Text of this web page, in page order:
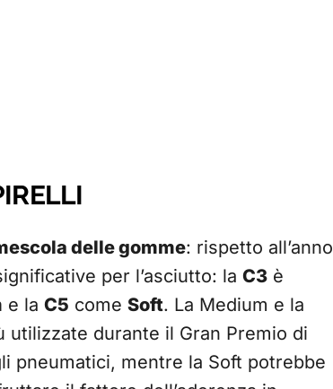
delle gomme: rispetto all’anno
per l’asciutto: la C3 è
e la C5 come Soft. La Medium e la
utilizzate durante il Gran Premio di
pneumatici, mentre la Soft potrebbe